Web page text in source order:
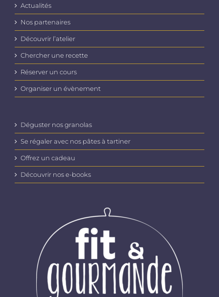
Actualités
Nos partenaires
Découvrir l’atelier
Chercher une recette
Réserver un cours
Organiser un évènement
Déguster nos granolas
Se régaler avec nos pâtes à tartiner
Offrez un cadeau
Découvrir nos e-books